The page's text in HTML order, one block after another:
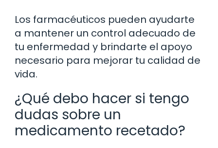
Los farmacéuticos pueden ayudarte
a mantener un control adecuado de
tu enfermedad y brindarte el apoyo
necesario para mejorar tu calidad de
vida.
¿Qué debo hacer si tengo
dudas sobre un
medicamento recetado?